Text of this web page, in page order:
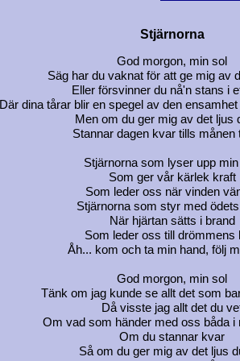
Stjärnorna
God morgon, min sol
Säg har du vaknat för att ge mig av
Eller försvinner du nå'n stans i
Där dina tårar blir en spegel av den
Men om du ger mig av det ljus
Stannar dagen kvar tills månen
Stjärnorna som lyser upp min
Som ger vår kärlek kraft
Som leder oss när vinden
Stjärnorna som styr med
När hjärtan sätts i brand
Som leder oss till drömmens
Åh... kom och ta min hand, följ
God morgon, min sol
Tänk om jag kunde se allt det som
Då visste jag allt det du
Om vad som händer med oss båda i
Om du stannar kvar
Så om du ger mig av det ljus